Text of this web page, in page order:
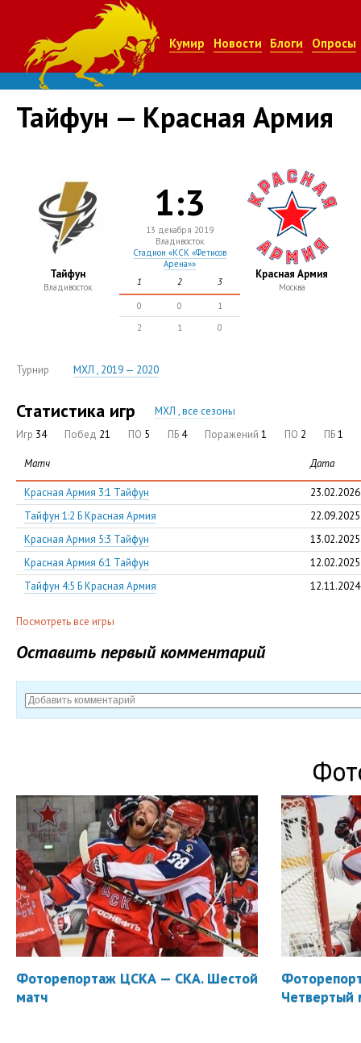
Кумир Новости Блоги Опросы
Тайфун — Красная Армия
Тайфун
Владивосток
1:3
13 декабря 2019
Владивосток
Стадион «КСК «Фетисов
Арена»»
1
2 3
0 0
1
2
1 0
Красная Армия
Москва
Турнир МХЛ , 2019 — 2020
Статистика игр
МХЛ , все сезоны
Игр 34 Побед 21 ПО 5 ПБ 4 Поражений 1 ПО 2 ПБ1
Матч Дата
Красная Армия 3:1 Тайфун
23.02.2026
Тайфун 1:2 Б Красная Армия
22.09.2025
Красная Армия 5:3 Тайфун
13.02.2025
Красная Армия 6:1 Тайфун
12.02.2025
Тайфун 4:5 Б Красная Армия
12.11.2024
Посмотреть все игры
Оставить первый комментарий
Фоторепортаж ЦСКА — СКА. Шестой
матч
Четвертый